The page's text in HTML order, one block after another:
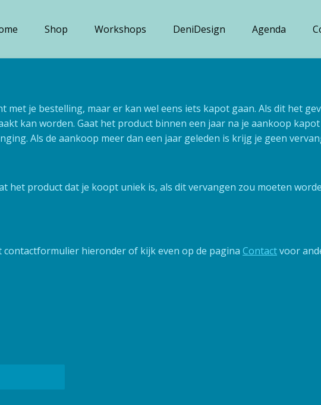
Shop Workshops DeniDesign Agenda
je bestelling, maar er kan wel eens iets kapot gaan. Als dit het
kan worden. Gaat het product binnen een jaar na je aankoop
Als de aankoop meer dan een jaar geleden is krijg je geen
het product dat je koopt uniek is, als dit vervangen zou moeten
contactformulier hieronder of kijk even op de pagina Contactvoor